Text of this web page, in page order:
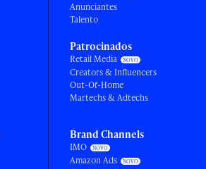
Anunciantes
Talento
Patrocinados
Retail Media
Creators & Influencers
Out-Of-Home
Martechs & Adtechs
Brand Channels
IMO
Amazon Ads